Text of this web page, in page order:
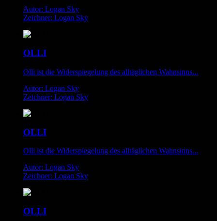
Autor: Logan Sky
Zeichner: Logan Sky
OLLI
Olli ist die Widerspiegelung des alltäglichen Wahnsinns...
Autor: Logan Sky
Zeichner: Logan Sky
OLLI
Olli ist die Widerspiegelung des alltäglichen Wahnsinns...
Autor: Logan Sky
Zeichner: Logan Sky
OLLI